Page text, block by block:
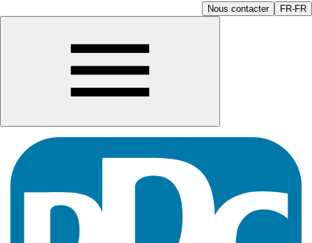
Nous contacter FR-FR